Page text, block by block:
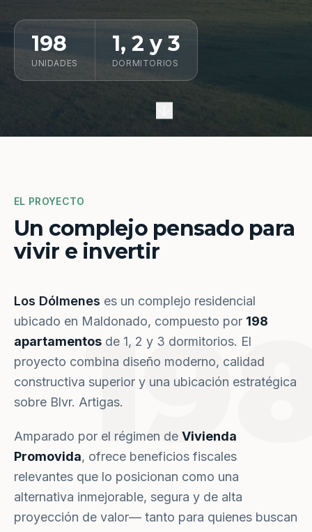
198
UNIDADES
1, 2 y 3
DORMITORIOS
EL PROYECTO
Un complejo pensado para
vivir e invertir
Los Dólmenes es un complejo residencial
ubicado en Maldonado, compuesto por 198
apartamentos de 1, 2 y 3 dormitorios. El
proyecto combina diseño moderno, calidad
constructiva superior y una ubicación estratégica
sobre Blvr. Artigas.
Amparado por el régimen de Vivienda
Promovida, ofrece beneficios fiscales
relevantes que lo posicionan como una
alternativa inmejorable, segura y de alta
proyección de valor— tanto para quienes buscan